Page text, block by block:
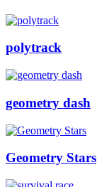
polytrack
geometry dash
Geometry Stars